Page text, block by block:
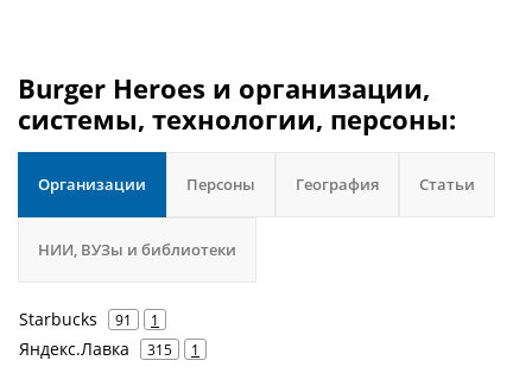
Burger Heroes и организации,
системы, технологии, персоны:
Организации Персоны География Статьи
НИИ, ВУЗы и библиотеки
Starbucks 91 1
Яндекс.Лавка 315 1